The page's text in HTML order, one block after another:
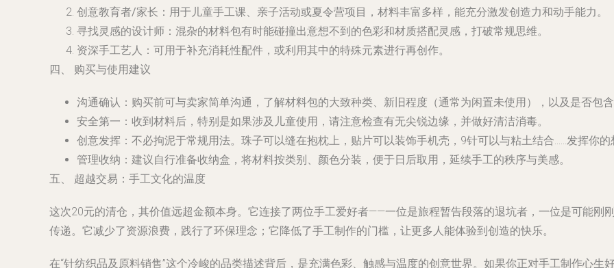
创意教育者/家长 ：用于儿童手工课、亲子活动或夏令营项目，材料丰富多样，能充分激发创造力和动手能力。
寻找灵感的设计师 ：混杂的材料包有时能碰撞出意想不到的色彩和材质搭配灵感，打破常规思维。
资深手工艺人 ：可用于补充消耗性配件，或利用其中的特殊元素进行再创作。
四、 购买与使用建议
沟通确认 ：购买前可与卖家简单沟通，了解材料包的大致种类、新旧程度（通常为闲置未使用），以及是否包含
安全第一 ：收到材料后，特别是如果涉及儿童使用，请注意检查有无尖锐边缘，并做好清洁消毒。
创意发挥 ：不必拘泥于常规用法。珠子可以缝在抱枕上，贴片可以装饰手机壳，9针可以与粘土结合……发挥你的
管理收纳 ：建议自行准备收纳盒，将材料按类别、颜色分装，便于日后取用，延续手工的秩序与美感。
五、 超越交易：手工文化的温度
这次20元的清仓，其价值远超金额本身。它连接了两位手工爱好者——一位是旅程暂告段落的退坑者，一位是可能刚
传递。它减少了资源浪费，践行了环保理念；它降低了手工制作的门槛，让更多人能体验到创造的快乐。
在“针纺织品及原料销售”这个冷峻的品类描述背后，是充满色彩、触感与温度的创意世界。如果你正对手工制作心